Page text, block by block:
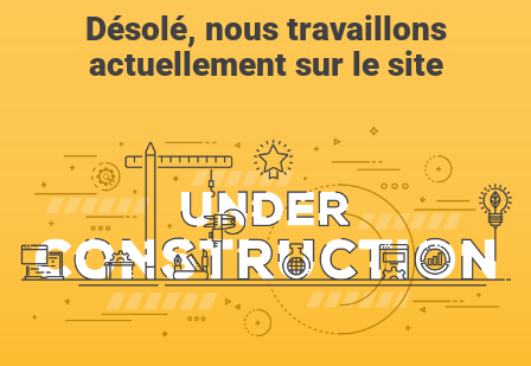
Désolé, nous travaillons
actuellement sur le site